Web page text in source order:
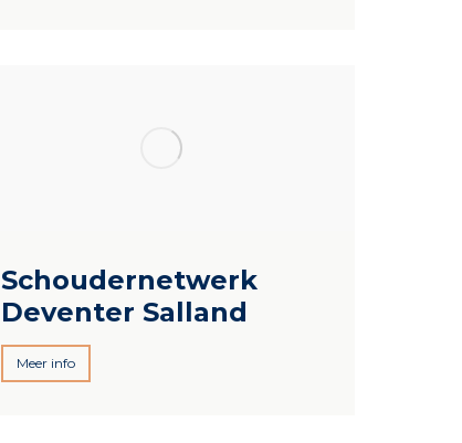
Schoudernetwerk
Deventer Salland
Meer info